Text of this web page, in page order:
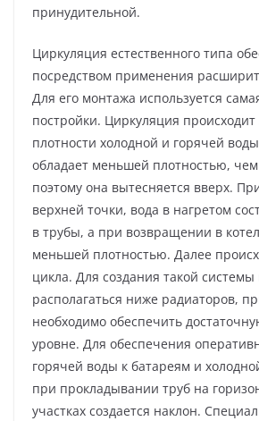
принудительной.
Циркуляция естественного типа
посредством применения
Для его монтажа используется
постройки. Циркуляция
плотности холодной и горячей
обладает меньшей плотностью, чем
поэтому она вытесняется вверх.
верхней точки, вода в нагретом
в трубы, а при возвращении в
меньшей плотностью. Далее
цикла. Для создания такой системы
располагаться ниже радиаторов,
необходимо обеспечить
уровне. Для обеспечения
горячей воды к батареям и
при прокладывании труб на
участках создается наклон.